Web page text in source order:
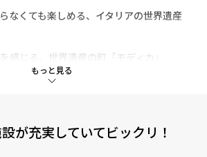
もっと見る
なくても楽しめる、イタリアの世界遺産
感じる、世界遺産の町「モディカ」
るかも！？シチリア島ならではの景色
が充実していてビックリ！